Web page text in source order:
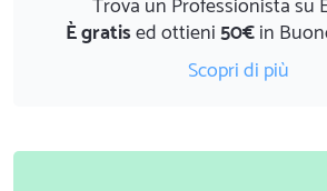
È gratised ottieni50€in
Scopri di più